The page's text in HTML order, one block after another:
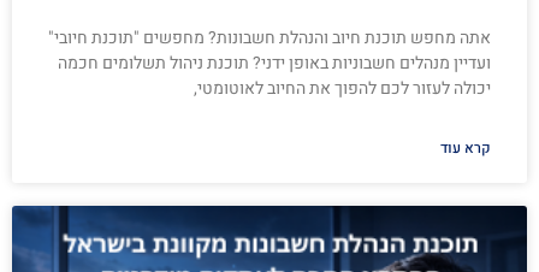
אתה מחפש תוכנת חיוב והנהלת חשבונות? מחפשים "תוכנת חיובי"
ועדיין מנהלים חשבוניות באופן ידני? תוכנת ניהול תשלומים חכמה
יכולה לעזור לכם להפוך את החיוב לאוטומטי,
קרא עוד